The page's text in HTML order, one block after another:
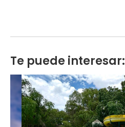
Te puede interesar: